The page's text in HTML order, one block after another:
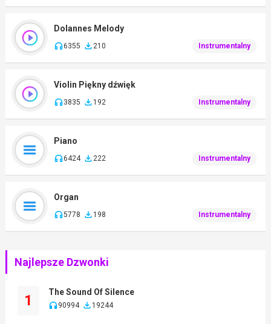
Dolannes Melody
6355 210 Instrumentalny
Violin Piękny dźwięk
3835 192 Instrumentalny
Piano
6424 222 Instrumentalny
Organ
5778 198 Instrumentalny
Najlepsze Dzwonki
1
The Sound Of Silence
90994 19244